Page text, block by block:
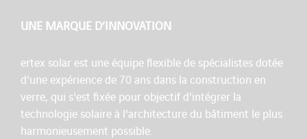
UNE MARQUE D’INNOVATION
ertex solar est une équipe flexible de spécialistes dotée
d'une expérience de 70 ans dans la construction en
verre, qui s'est fixée pour objectif d'intégrer la
technologie solaire à l'architecture du bâtiment le plus
harmonieusement possible.